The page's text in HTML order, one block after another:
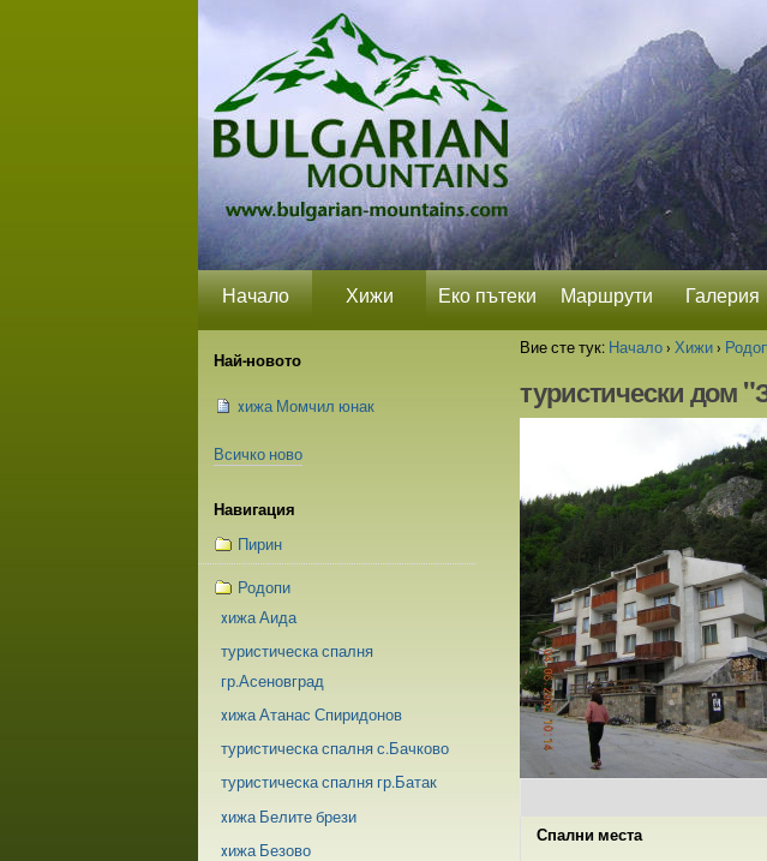
съдържание.
Прескачане
до
навигация
Лични
Секции
Начало Хижи Еко пътеки Маршрути Галерия
Вие сте тук: Начало ›Хижи ›
туристически дом
Спални места
Най-новото
xижа Момчил юнак
Всичко ново
Навигация
Пирин
Родопи
xижа Аида
туристическа спалня
гр.Асеновград
xижа Атанас Спиридонов
туристическа спалня с.Бачково
туристическа спалня гр.Батак
xижа Белите брези
xижа Безово